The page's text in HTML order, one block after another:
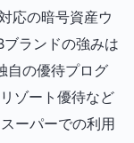
応の暗号資産ウ
ランドの強みは
自の優待プログ
ゾート優待など
ーパーでの利用